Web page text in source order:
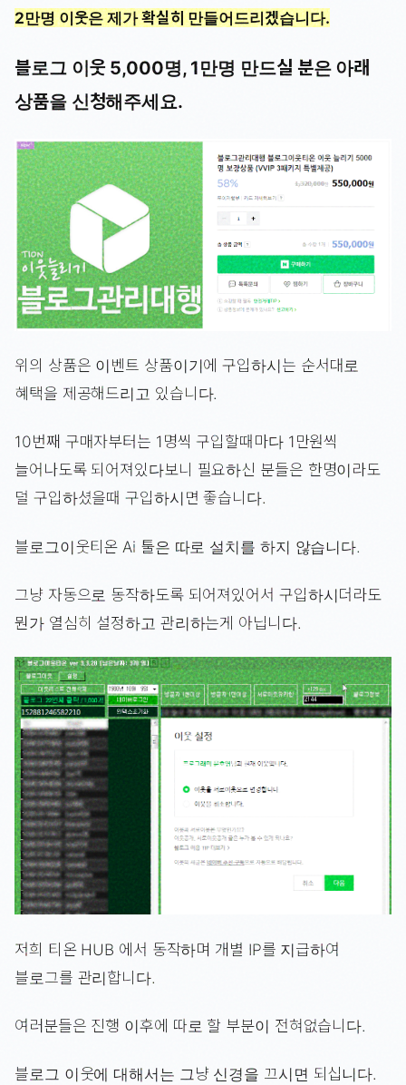
2만명 이웃은 제가 확실히 만들어드리겠습니다.
블로그 이웃 5,000명, 1만명 만드실 분은 아래
상품을 신청해주세요.
위의 상품은 이벤트 상품이기에 구입하시는 순서대로
혜택을 제공해드리고 있습니다.
10번째 구매자부터는 1명씩 구입할때마다 1만원씩
늘어나도록 되어져있다보니 필요하신 분들은 한명이라도
덜 구입하셨을때 구입하시면 좋습니다.
블로그이웃티온 Ai 툴은 따로 설치를 하지 않습니다.
그냥 자동으로 동작하도록 되어져있어서 구입하시더라도
뭔가 열심히 설정하고 관리하는게 아닙니다.
저희 티온 HUB 에서 동작하며 개별 IP를 지급하여
블로그를 관리합니다.
여러분들은 진행 이후에 따로 할 부분이 전혀없습니다.
블로그 이웃에 대해서는 그냥 신경을 끄시면 되십니다.